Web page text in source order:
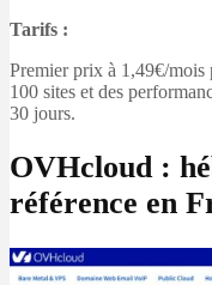
Tarifs :
Premier prix à 1,49€/mois
100 sites et des
30 jours.
OVHcloud :
référence en